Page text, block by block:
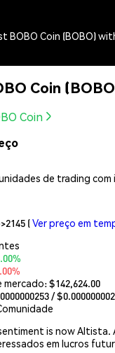
BOBO Coin (BOBO)
Coin
Coin
de trading com
(Ver preço em
mercado:$142,624.00
/ $
is now
em lucros